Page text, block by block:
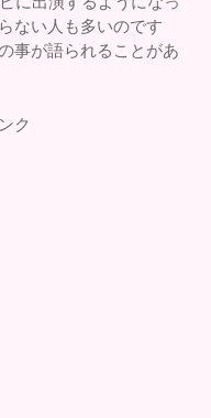
ない人も多いのです
事が語られることがあ
ク